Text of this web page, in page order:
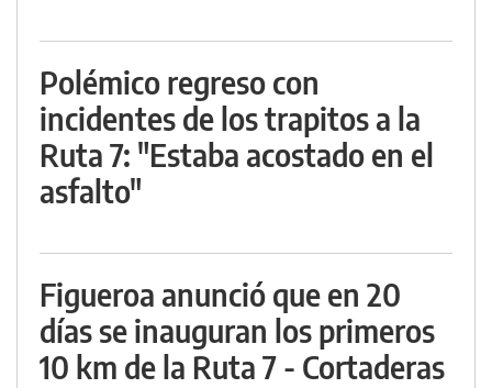
Polémico regreso con
incidentes de los trapitos a la
Ruta 7: "Estaba acostado en el
asfalto"
Figueroa anunció que en 20
días se inauguran los primeros
10 km de la Ruta 7 - Cortaderas